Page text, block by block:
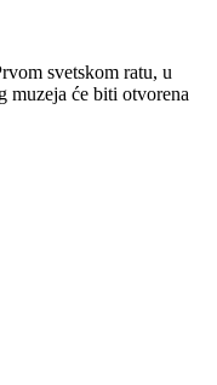
svetskom ratu, u
će biti otvorena